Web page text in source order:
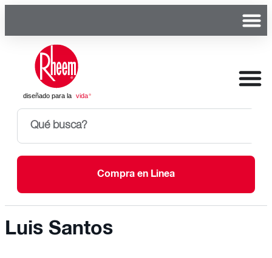
Compra en Linea
Luis Santos